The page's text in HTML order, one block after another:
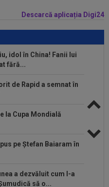
Descarcă aplicația Digi24
- Farul...
idol în China! Fanii lui
fără...
de Rapid a semnat în
la Cupa Mondială
pe Ștefan Baiaram în
a dezvăluit cum l-a
să o...